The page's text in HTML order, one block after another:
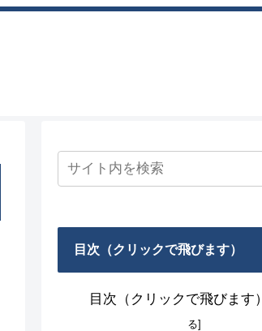
目次（クリックで飛びます）
目次（クリックで飛びます）